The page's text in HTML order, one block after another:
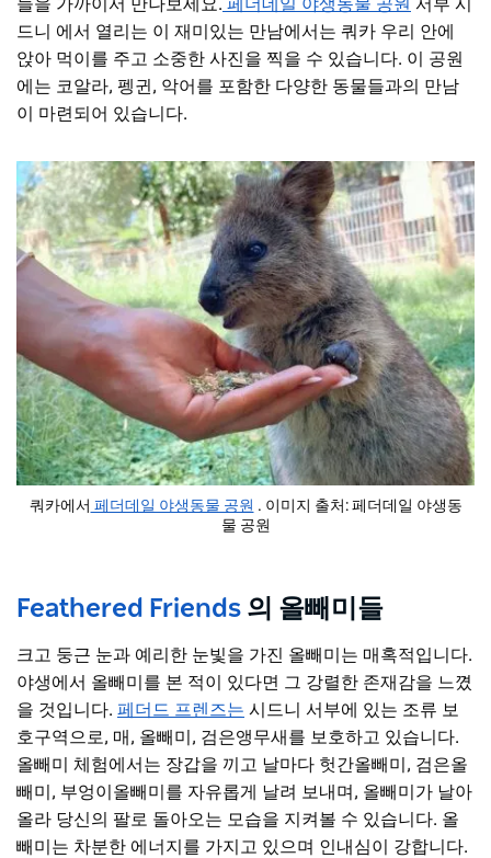
들을 가까이서 만나보세요. 페더데일 야생동물 공원 서부 시
드니 에서 열리는 이 재미있는 만남에서는 쿼카 우리 안에
앉아 먹이를 주고 소중한 사진을 찍을 수 있습니다. 이 공원
에는 코알라, 펭귄, 악어를 포함한 다양한 동물들과의 만남
이 마련되어 있습니다.
쿼카에서 페더데일 야생동물 공원 . 이미지 출처: 페더데일 야생동
물 공원
Feathered Friends 의 올빼미들
크고 둥근 눈과 예리한 눈빛을 가진 올빼미는 매혹적입니다.
야생에서 올빼미를 본 적이 있다면 그 강렬한 존재감을 느꼈
을 것입니다. 페더드 프렌즈는 시드니 서부에 있는 조류 보
호구역으로, 매, 올빼미, 검은앵무새를 보호하고 있습니다.
올빼미 체험에서는 장갑을 끼고 날마다 헛간올빼미, 검은올
빼미, 부엉이올빼미를 자유롭게 날려 보내며, 올빼미가 날아
올라 당신의 팔로 돌아오는 모습을 지켜볼 수 있습니다. 올
빼미는 차분한 에너지를 가지고 있으며 인내심이 강합니다.